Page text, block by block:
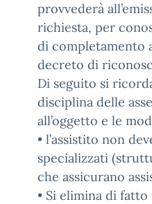
provvederà
richiesta, per
di completamento
decreto di
Di seguito si
disciplina delle
all’oggetto e le
• l’assistito non
specializzati
che assicurano
• Si elimina di